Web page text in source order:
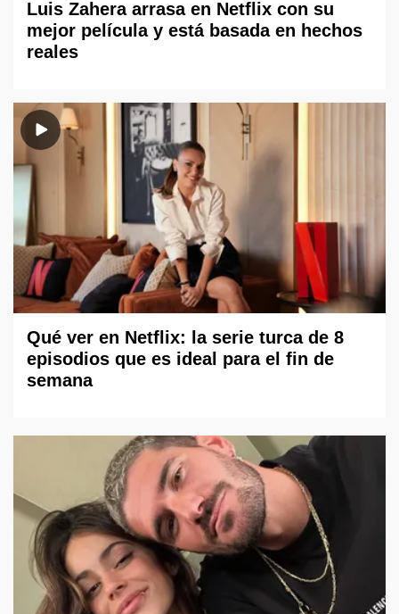
Luis Zahera arrasa en Netflix con su
mejor película y está basada en hechos
reales
Qué ver en Netflix: la serie turca de 8
episodios que es ideal para el fin de
semana